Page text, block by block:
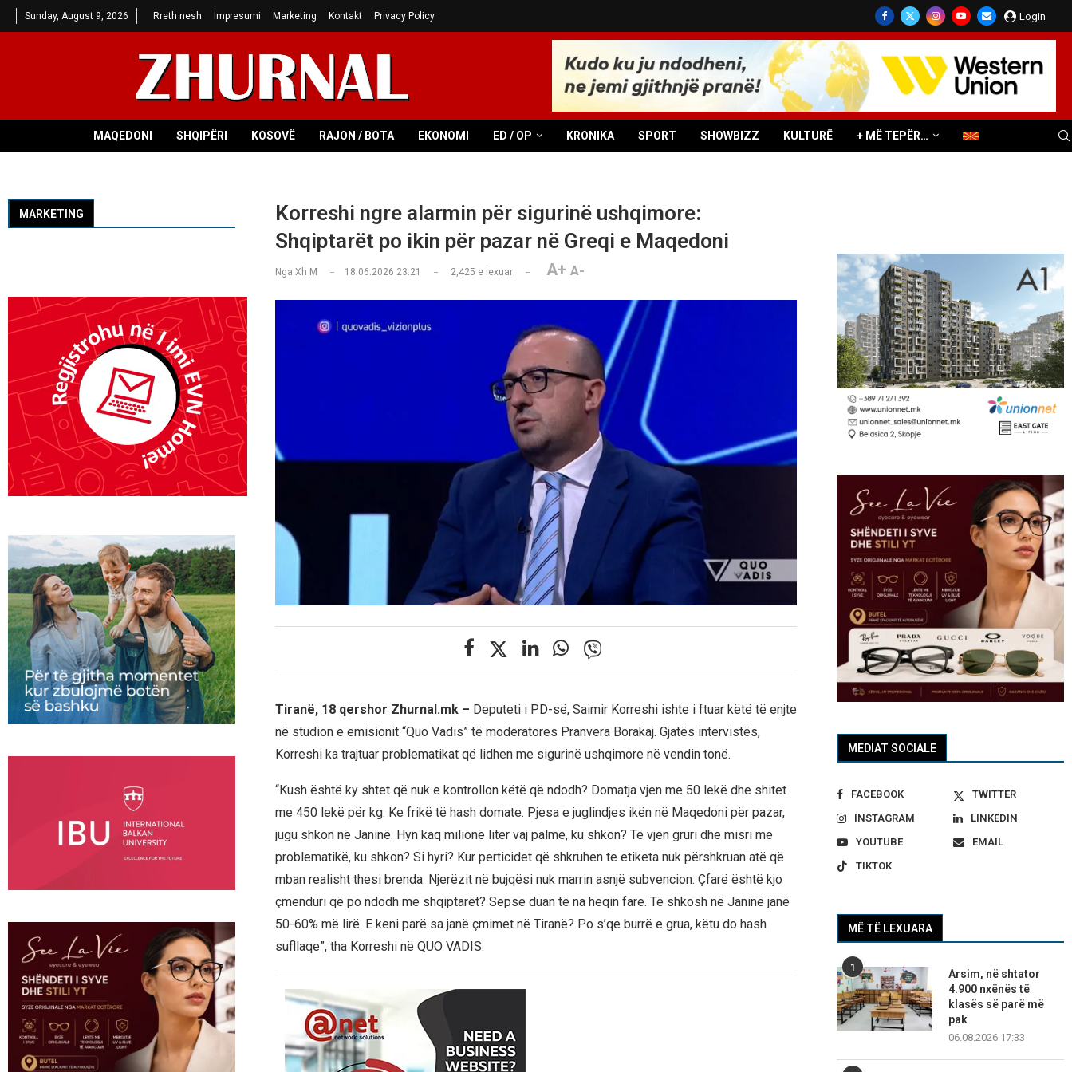
Sunday, August 9, 2026 Rreth nesh Impresumi Marketing Kontakt Privacy Policy Login
MAQEDONI SHQIPËRI KOSOVË RAJON / BOTA EKONOMI ED / OP KRONIKA SPORT SHOWBIZZ KULTURË + MË TEPËR…
Korreshi ngre alarmin për sigurinë ushqimore:
Shqiptarët po ikin për pazar në Greqi e Maqedoni
Nga Xh M 18.06.2026 23:21 2,425 e lexuar A+ A-
Tiranë, 18 qershor Zhurnal.mk – Deputeti i PD-së, Saimir Korreshi ishte i ftuar këtë të enjte
në studion e emisionit “Quo Vadis” të moderatores Pranvera Borakaj. Gjatës intervistës,
Korreshi ka trajtuar problematikat që lidhen me sigurinë ushqimore në vendin tonë.
“Kush është ky shtet që nuk e kontrollon këtë që ndodh? Domatja vjen me 50 lekë dhe shitet
me 450 lekë për kg. Ke frikë të hash domate. Pjesa e juglindjes ikën në Maqedoni për pazar,
jugu shkon në Janinë. Hyn kaq milionë liter vaj palme, ku shkon? Të vjen gruri dhe misri me
problematikë, ku shkon? Si hyri? Kur perticidet që shkruhen te etiketa nuk përshkruan atë që
mban realisht thesi brenda. Njerëzit në bujqësi nuk marrin asnjë subvencion. Çfarë është kjo
çmenduri që po ndodh me shqiptarët? Sepse duan të na heqin fare. Të shkosh në Janinë janë
50-60% më lirë. E keni parë sa janë çmimet në Tiranë? Po s’qe burrë e grua, këtu do hash
sufllaqe”, tha Korreshi në QUO VADIS.
MEDIAT SOCIALE
FACEBOOK
TWITTER
INSTAGRAM
LINKEDIN
YOUTUBE
EMAIL
TIKTOK
MË TË LEXUARA
1
Arsim, në shtator
4.900 nxënës të
klasës së parë më
pak
06.08.2026 17:33
MARKETING